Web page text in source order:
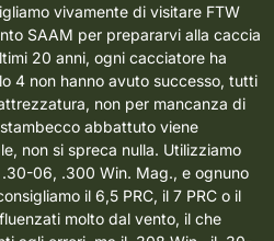
vivamente di visitare FTW
SAAM per prepararvi alla caccia
20 anni, ogni cacciatore ha
4 non hanno avuto successo, tutti
non per mancanza di
abbattuto viene
non si spreca nulla. Utilizziamo
06, .300 Win. Mag., e ognuno
il 6,5 PRC, il 7 PRC o il
molto dal vento, il che